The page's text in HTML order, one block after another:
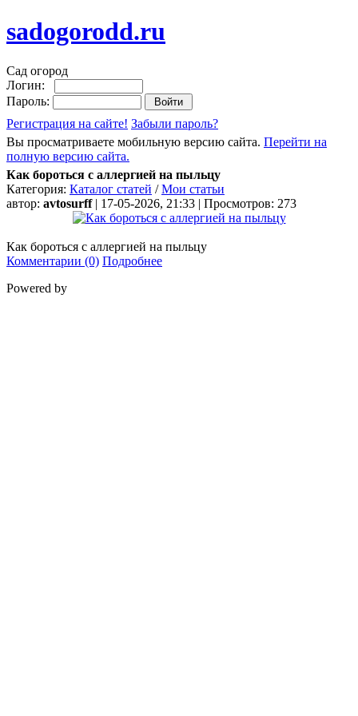
sadogorodd.ru
Сад огород
Логин:
Пароль:
Регистрация на сайте! Забыли пароль?
Вы просматриваете мобильную версию сайта. Перейти на
полную версию сайта.
Как бороться с аллергией на пыльцу
Категория: Каталог статей /Мои статьи
автор: avtosurff| 17-05-2026, 21:33 | Просмотров: 273
Как бороться с аллергией на пыльцу
Комментарии (0) Подробнее
Powered by